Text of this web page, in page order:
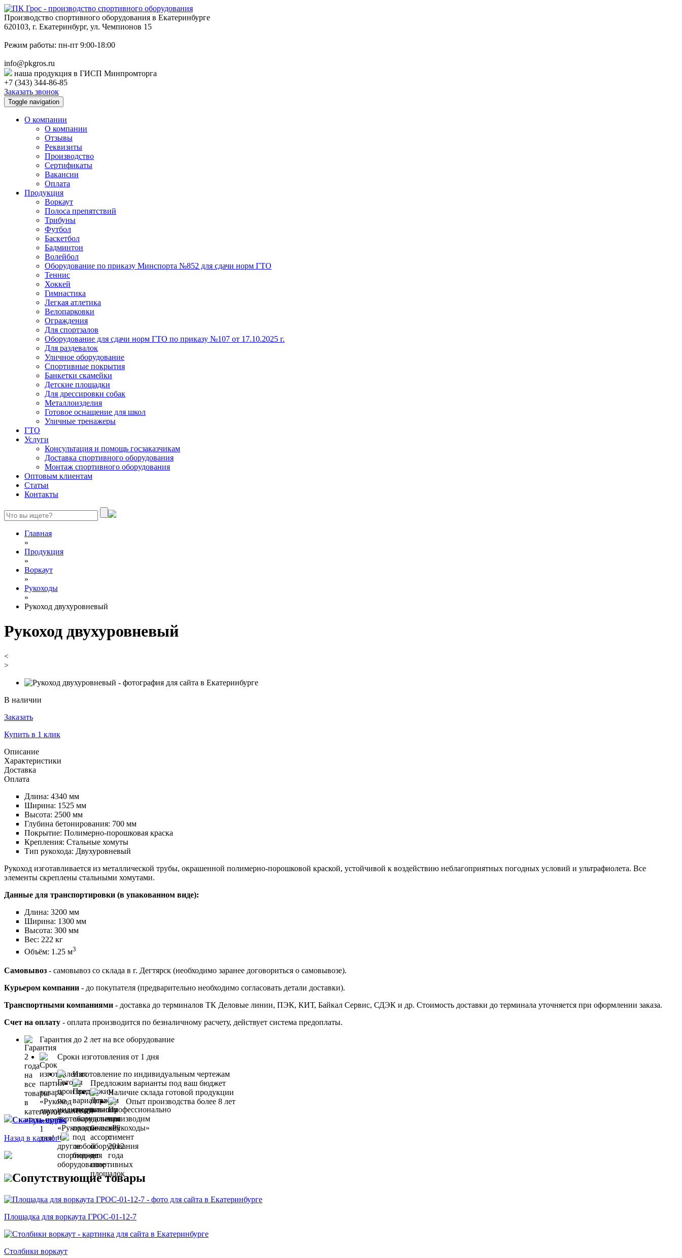
Производство спортивного оборудования в Екатеринбурге
620103, г. Екатеринбург, ул. Чемпионов 15
Режим работы: пн-пт 9:00-18:00
info@pkgros.ru
наша продукция в ГИСП Минпромторга
+7 (343) 344-86-85
Заказать звонок
Toggle navigation
О компании
О компании
Отзывы
Реквизиты
Производство
Сертификаты
Вакансии
Оплата
Продукция
Воркаут
Полоса препятствий
Трибуны
Футбол
Баскетбол
Бадминтон
Волейбол
Оборудование по приказу Минспорта №852 для сдачи норм ГТО
Теннис
Хоккей
Гимнастика
Легкая атлетика
Велопарковки
Ограждения
Для спортзалов
Оборудование для сдачи норм ГТО по приказу №107 от 17.10.2025 г.
Для раздевалок
Уличное оборудование
Спортивные покрытия
Банкетки скамейки
Детские площадки
Для дреcсировки собак
Металлоизделия
Готовое оснащение для школ
Уличные тренажеры
ГТО
Услуги
Консультация и помощь госзаказчикам
Доставка спортивного оборудования
Монтаж спортивного оборудования
Оптовым клиентам
Статьи
Контакты
Главная
»
Продукция
»
Воркаут
»
Рукоходы
»
Рукоход двухуровневый
Рукоход двухуровневый
<
>
В наличии
Заказать
Купить в 1 клик
Описание
Характеристики
Доставка
Оплата
Длина: 4340 мм
Ширина: 1525 мм
Высота: 2500 мм
Глубина бетонирования: 700 мм
Покрытие: Полимерно-порошковая краска
Крепления: Стальные хомуты
Тип рукохода: Двухуровневый
Рукоход изготавливается из металлической трубы, окрашенной полимерно-порошковой краской, устойчивой к воздействию неблагоприятных погодных условий и ультрафиолета. Все
элементы скреплены стальными хомутами.
Данные для транспортировки (в упакованном виде):
Длина: 3200 мм
Ширина: 1300 мм
Высота: 300 мм
Вес: 222 кг
Объём: 1.25 м3
Самовывоз - самовывоз со склада в г. Дегтярск (необходимо заранее договориться о самовывозе).
Курьером компании - до покупателя (предварительно необходимо согласовать детали доставки).
Транспортными компаниями - доставка до терминалов ТК Деловые линии, ПЭК, КИТ, Байкал Сервис, СДЭК и др. Стоимость доставки до терминала уточняется при оформлении заказа.
Счет на оплату - оплата производится по безналичному расчету, действует система предоплаты.
Гарантия до 2 лет на все оборудование
Сроки изготовления от 1 дня
Изготовление по индивидуальным чертежам
Предложим варианты под ваш бюджет
Наличие склада готовой продукции
Опыт производства более 8 лет
Скачать прайс
Назад в каталог
Сопутствующие товары
Площадка для воркаута ГРОС-01-12-7
Столбики воркаут